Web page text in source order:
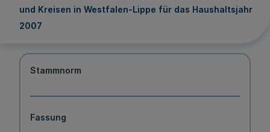
und Kreisen in Westfalen-Lippe für das Haushaltsjahr
2007
Stammnorm
Fassung